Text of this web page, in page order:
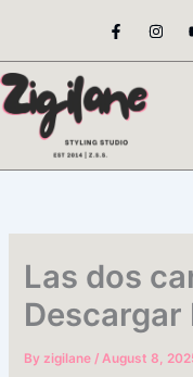
content
F
a
e
o
o
-
I
n
t
Las dos
Descargar
Byzigilane/August 8,